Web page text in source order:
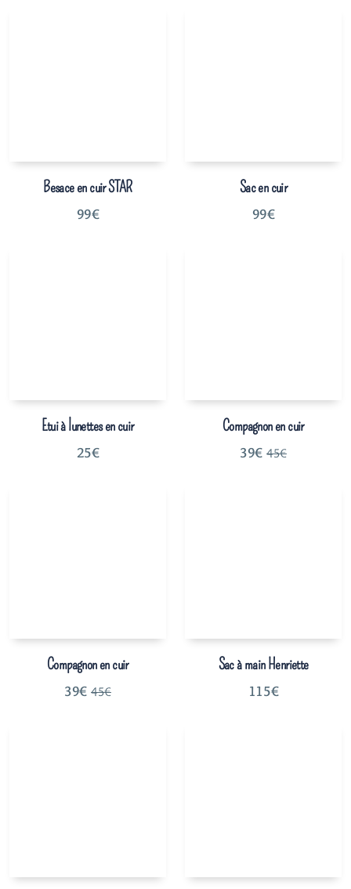
Besace en cuir STAR
99€
Sac en cuir
99€
Etui à lunettes en cuir
25€
Compagnon en cuir
39€ 45€
Compagnon en cuir
39€ 45€
Sac à main Henriette
115€